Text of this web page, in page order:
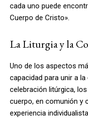
cada uno puede
Cuerpo de Cristo».
La Liturgia y la
Uno de los aspectos
capacidad para unir a
celebración litúrgica,
cuerpo, en comunión y
experiencia